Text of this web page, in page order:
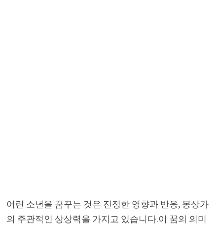
어린 소년을 꿈꾸는 것은 진정한 영향과 반응, 몽상가
의 주관적인 상상력을 가지고 있습니다.이 꿈의 의미